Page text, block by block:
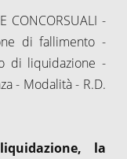
CONCORSUALI -
di fallimento -
di liquidazione -
- Modalità - R.D.
la